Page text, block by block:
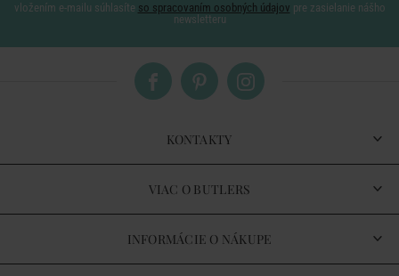
vložením e-mailu súhlasíte so spracovaním osobných údajov pre zasielanie nášho
newsletteru
KONTAKTY
VIAC O BUTLERS
INFORMÁCIE O NÁKUPE